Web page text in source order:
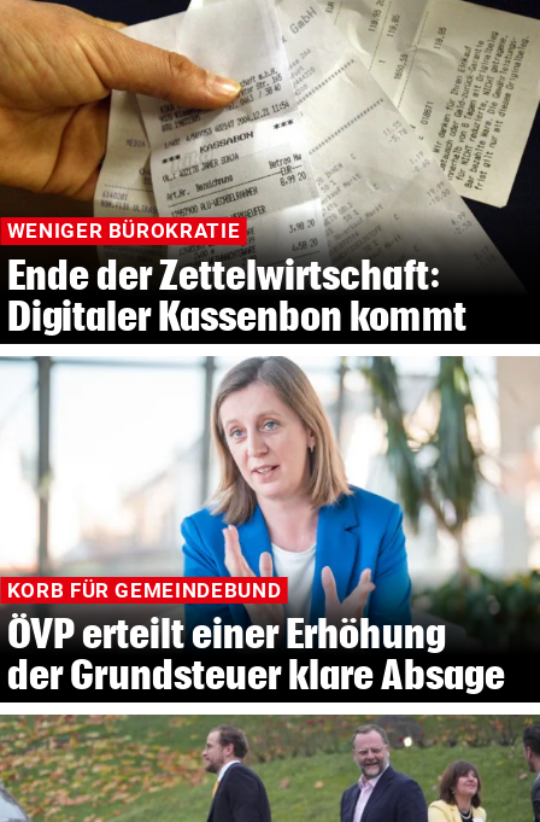
WENIGER BÜROKRATIE
Ende der Zettelwirtschaft:
Digitaler Kassenbon kommt
KORB FÜR GEMEINDEBUND
ÖVP erteilt einer Erhöhung
der Grundsteuer klare Absage